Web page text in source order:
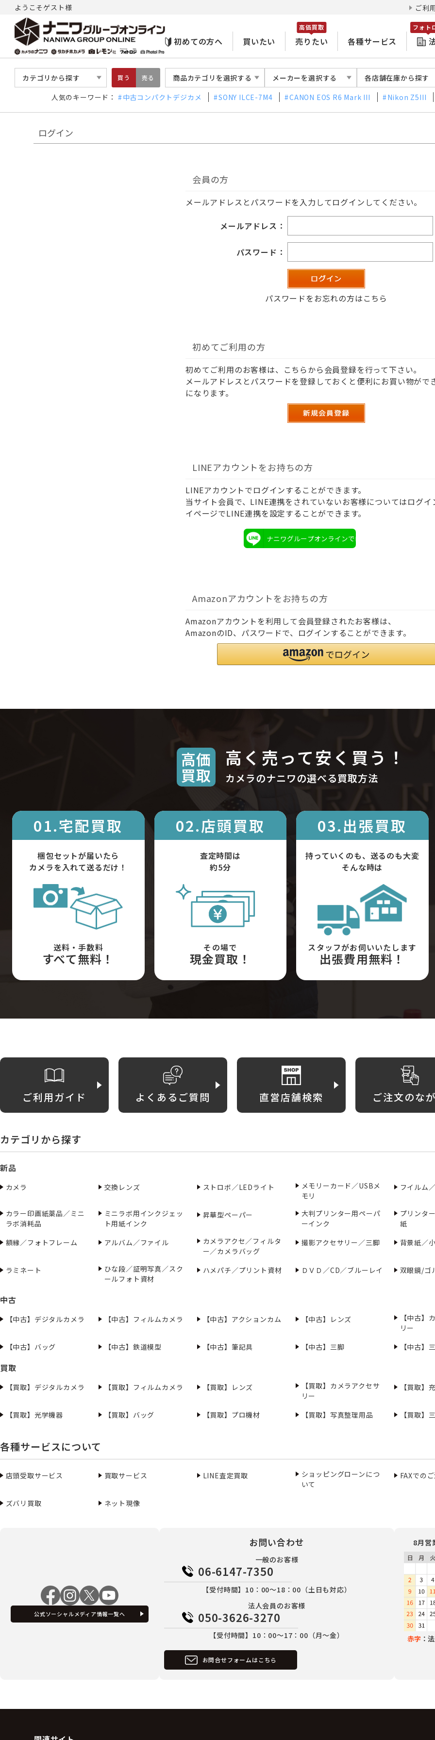
ようこそゲスト様 ご利
初めての方へ 買いたい 売りたい
高価買取
各種サービス
フォト
カテゴリから探す 買う 売る 商品カテゴリを選択する メーカーを選択する 各店舗在庫から探す
人気のキーワード： 中古コンパクトデジカメ SONY ILCE-7M4 CANON EOS R6 Mark III Nikon Z5III
ログイン
会員の方
メールアドレスとパスワードを入力してログインしてください。
メールアドレス：
パスワード：
パスワードをお忘れの方はこちら
初めてご利用の方
初めてご利用のお客様は、こちらから会員登録を行って下さい。
メールアドレスとパスワードを登録しておくと便利にお買い物がで
になります。
LINEアカウントをお持ちの方
LINEアカウントでログインすることができます。
当サイト会員で、LINE連携をされていないお客様についてはログイ
イページでLINE連携を設定することができます。
ナニワグループオンラインでログイン
Amazonアカウントをお持ちの方
Amazonアカウントを利用して会員登録されたお客様は、
AmazonのID、パスワードで、ログインすることができます。
高価
買取
高く売って安く買う！
カメラのナニワの選べる買取方法
01.宅配買取
梱包セットが届いたら
カメラを入れて送るだけ！
送料・手数料
すべて無料！
02.店頭買取
査定時間は
約5分
その場で
現金買取！
03.出張買取
持っていくのも、送るのも大変
そんな時は
スタッフがお伺いいたします
出張費用無料！
ご利用ガイド よくあるご質問 直営店舗検索 ご注文のな
カテゴリから探す
新品
カメラ 交換レンズ ストロボ／LEDライト
メモリーカード／USBメ
モリ
フイルム
カラー印画紙薬品／ミニ
ラボ消耗品
ミニラボ用インクジェッ
ト用紙インク
昇華型ペーパー
大判プリンター用ペーパ
ーインク
プリンタ
紙
額縁／フォトフレーム
アルバム／ファイル
カメラアクセ／フィルタ
ー／カメラバッグ
撮影アクセサリー／三脚 背景紙／
ラミネート
ひな段／証明写真／スク
ールフォト資材
ハメパチ／プリント資材 ＤＶＤ／CD／ブルーレイ 双眼鏡/ゴ
中古
【中古】デジタルカメラ 【中古】フィルムカメラ 【中古】アクションカム 【中古】レンズ
【中古】
リー
【中古】バッグ
【中古】鉄道模型 【中古】筆記具 【中古】三脚 【中古】
買取
【買取】デジタルカメラ 【買取】フィルムカメラ 【買取】レンズ
【買取】カメラアクセサ
リー
【買取】
【買取】光学機器 【買取】バッグ 【買取】プロ機材 【買取】写真整理用品 【買取】
各種サービスについて
店頭受取サービス 買取サービス LINE査定買取
ショッピングローンにつ
いて
FAXでの
ズバリ買取 ネット現像
公式ソーシャルメディア情報一覧へ
お問い合わせ
一般のお客様
06-6147-7350
【受付時間】10：00～18：00（土日も対応）
法人会員のお客様
050-3626-3270
【受付時間】10：00～17：00（月～金）
お問合せフォームはこちら
8月営
赤字 ：